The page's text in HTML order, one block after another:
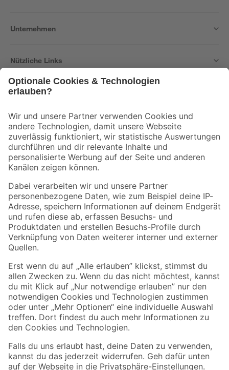
Unternehmen
Nützliche Links
Der toom Newsletter: Keine Angebote und Aktionen mehr verpassen!
Zur Newsletter Anmeldung
Folge uns
Zahlungsarten Versandarten
Sicher einkaufen
Jetzt die toom-App herunterladen
Alle Preisangaben in EUR inkl. gesetzl. MwSt.. Die dargestellten Angebote sind unter
Umständen nicht in allen Märkten verfügbar. Die angegebenen Verfügbarkeiten beziehen